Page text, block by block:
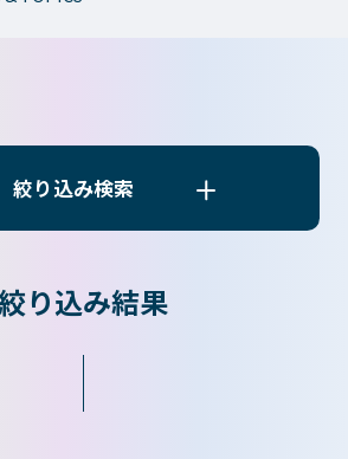
パンフレット
絞り込み検索
り込み結果